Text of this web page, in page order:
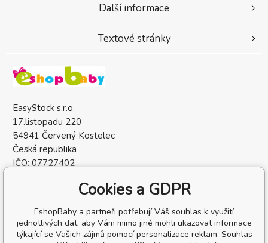
EasyStock s.r.o.
17.listopadu 220
54941 Červený Kostelec
Česká republika
IČO: 07727402
Další informace
Textové stránky
Cookies a GDPR
EshopBaby a partneři potřebují Váš souhlas k využití
jednotlivých dat, aby Vám mimo jiné mohli ukazovat informace
týkající se Vašich zájmů pomocí personalizace reklam. Souhlas